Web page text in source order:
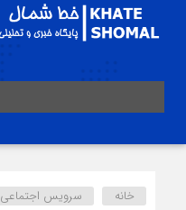
خانه سرویس اجتماعی